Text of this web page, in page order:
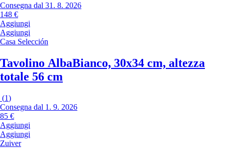
Consegna dal 31. 8. 2026
148 €
Aggiungi
Aggiungi
Casa Selección
Tavolino AlbaBianco, 30x34 cm, altezza
totale 56 cm
(1)
Consegna dal 1. 9. 2026
85 €
Aggiungi
Aggiungi
Zuiver